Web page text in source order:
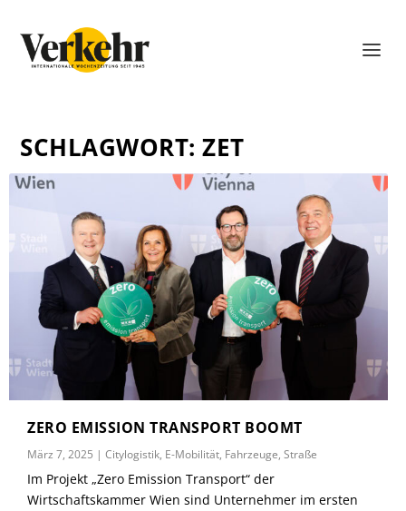
SCHLAGWORT:ZET
ZERO EMISSION TRANSPORT BOOMT
März 7, 2025 |Citylogistik, E-Mobilität, Fahrzeuge,Straße
Im Projekt „Zero Emission Transport“ der
Wirtschaftskammer Wien sind Unternehmer im ersten